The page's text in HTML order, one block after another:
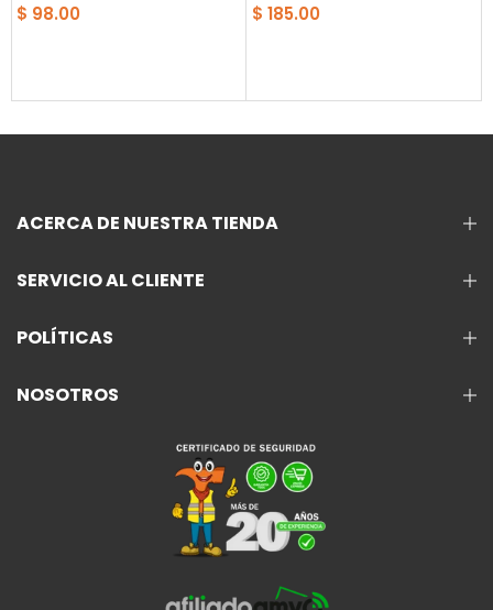
$ 98.00 $ 185.00
ACERCA DE NUESTRA TIENDA
SERVICIO AL CLIENTE
POLÍTICAS
NOSOTROS